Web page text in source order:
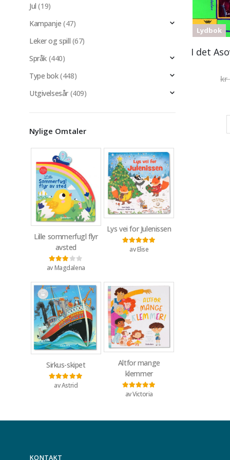
Lydbok
kr
Jul (19)
Kampanje (47)
Leker og spill (67)
Språk (440)
Type bok(448)
Utgivelsesår (409)
Nylige Omtaler
Lille sommerfugl flyr
avsted
Vurdert3av 5
av Magdalena
Lys vei for Julenissen
Vurdert5
av Elise
Sirkus-skipet
Vurdert5
av Astrid
Altfor mange
klemmer
Vurdert5av 5
av Victoria
KONTAKT